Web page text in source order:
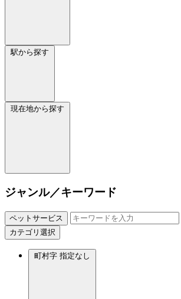
駅から探す
現在地から探す
ジャンル／キーワード
ペットサービス
カテゴリ選択
町村字 指定なし